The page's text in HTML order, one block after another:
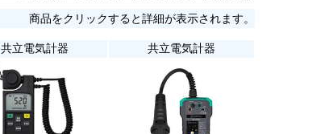
商品をクリックすると詳細が表示されます。
共立電気計器 共立電気計器